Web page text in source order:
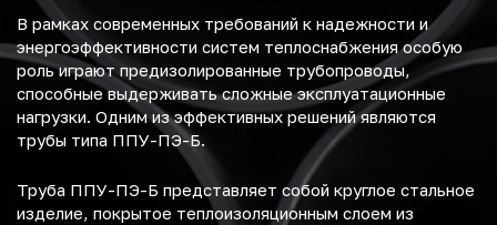
В рамках современных требований к надежности и
энергоэффективности систем теплоснабжения особую
роль играют предизолированные трубопроводы,
способные выдерживать сложные эксплуатационные
нагрузки. Одним из эффективных решений являются
трубы типа ППУ-ПЭ-Б.
Труба ППУ-ПЭ-Б представляет собой круглое стальное
изделие, покрытое теплоизоляционным слоем из